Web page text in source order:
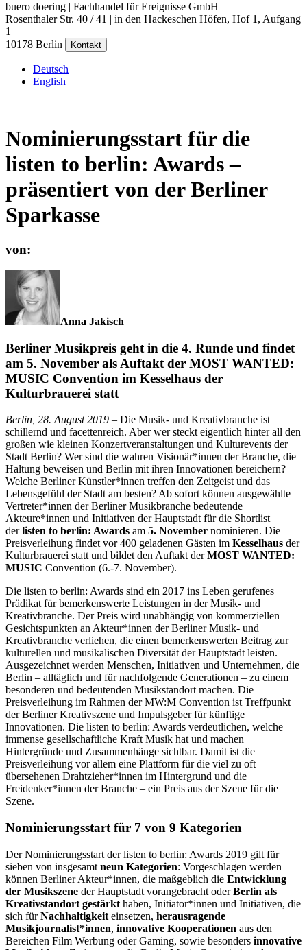
buero doering | Fachhandel für Ereignisse GmbH
Rosenthaler Str. 40 / 41 | in den Hackeschen Höfen, Hof 1, Aufgang
1
10178 Berlin
Kontakt
Deutsch
English
Nominierungsstart für die
listen to berlin: Awards –
präsentiert von der Berliner
Sparkasse
von:
Anna Jakisch
Berliner Musikpreis geht in die 4. Runde und findet
am 5. November als Auftakt der MOST WANTED:
MUSIC Convention im Kesselhaus der
Kulturbrauerei statt
Berlin, 28. August 2019 – Die Musik- und Kreativbranche ist
schillernd und facettenreich. Aber wer steckt eigentlich hinter all den
großen wie kleinen Konzertveranstaltungen und Kulturevents der
Stadt Berlin? Wer sind die wahren Visionär*innen der Branche, die
Haltung beweisen und Berlin mit ihren Innovationen bereichern?
Welche Berliner Künstler*innen treffen den Zeitgeist und das
Lebensgefühl der Stadt am besten? Ab sofort können ausgewählte
Vertreter*innen der Berliner Musikbranche bedeutende
Akteure*innen und Initiativen der Hauptstadt für die Shortlist
derlisten to berlin: Awards am 5. November nominieren. Die
Preisverleihung findet vor 400 geladenen Gästen im Kesselhaus der
Kulturbrauerei statt und bildet den Auftakt derMOST WANTED:
MUSIC Convention (6.-7. November).
Die listen to berlin: Awards sind ein 2017 ins Leben gerufenes
Prädikat für bemerkenswerte Leistungen in der Musik- und
Kreativbranche. Der Preis wird unabhängig von kommerziellen
Gesichtspunkten an Akteur*innen der Berliner Musik- und
Kreativbranche verliehen, die einen bemerkenswerten Beitrag zur
kulturellen und musikalischen Diversität der Hauptstadt leisten.
Ausgezeichnet werden Menschen, Initiativen und Unternehmen, die
Berlin – alltäglich und für nachfolgende Generationen – zu einem
besonderen und bedeutenden Musikstandort machen. Die
Preisverleihung im Rahmen der MW:M Convention ist Treffpunkt
der Berliner Kreativszene und Impulsgeber für künftige
Innovationen. Die listen to berlin: Awards verdeutlichen, welche
immense gesellschaftliche Kraft Musik hat und machen
Hintergründe und Zusammenhänge sichtbar. Damit ist die
Preisverleihung vor allem eine Plattform für die viel zu oft
übersehenen Drahtzieher*innen im Hintergrund und die
Freidenker*innen der Branche – ein Preis aus der Szene für die
Szene.
Nominierungsstart für 7 von 9 Kategorien
Der Nominierungsstart der listen to berlin: Awards 2019 gilt für
sieben von insgesamt neun Kategorien: Vorgeschlagen werden
können Berliner Akteur*innen, die maßgeblich die Entwicklung
der Musikszene der Hauptstadt vorangebracht oderBerlin als
Kreativstandort gestärkt haben, Initiator*innen und Initiativen, die
sich fürNachhaltigkeit einsetzen, herausragende
Musikjournalist*innen, innovative Kooperationen aus den
Bereichen Film Werbung oder Gaming, sowie besonders innovative